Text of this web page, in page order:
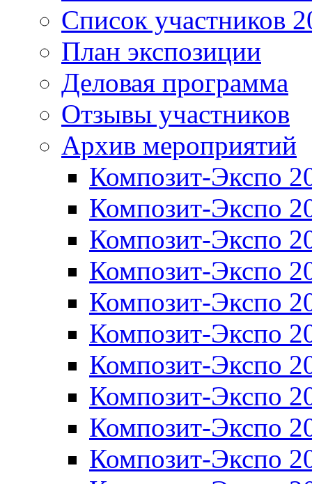
Список участников
План экспозиции
Деловая программа
Отзывы участников
Архив мероприятий
Композит-Экспо
Композит-Экспо
Композит-Экспо
Композит-Экспо
Композит-Экспо
Композит-Экспо
Композит-Экспо
Композит-Экспо
Композит-Экспо
Композит-Экспо